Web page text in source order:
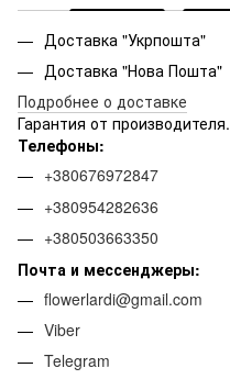
Доставка "Укрпошта"
Доставка "Нова Пошта"
Подробнее о доставке
Гарантия от производителя.
Телефоны:
+380676972847
+380954282636
+380503663350
Почта и мессенджеры:
flowerlardi@gmail.com
Viber
Telegram